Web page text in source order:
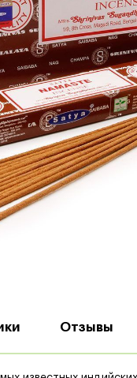
Отзывы